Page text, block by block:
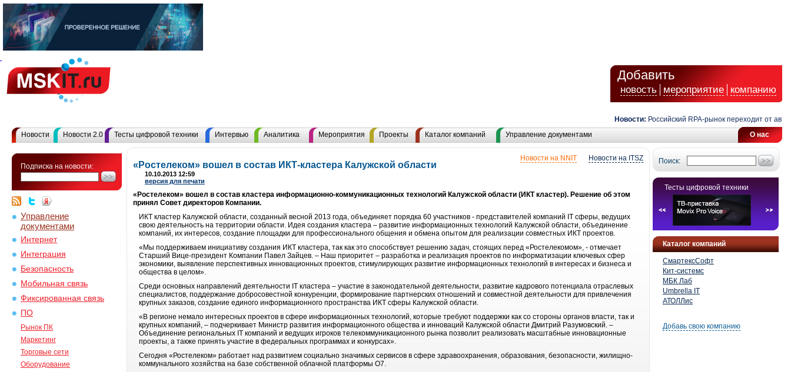
Добавить
новость мероприятие компанию
Новости: Российский RPA-рынок переходит от
О нас
Новости Новости 2.0 Тесты цифровой техники Интервью Аналитика Мероприятия Проекты Каталог компаний Управление документами
Подписка на новости:
Управление
документами
Интернет
Интеграция
Безопасность
Мобильная связь
Фиксированная связь
ПО
Рынок ПК
Маркетинг
Торговые сети
Оборудование
Поиск:
Тесты цифровой техники
Каталог компаний
СмартексСофт
Кит-системс
МБК Лаб
Umbrella IT
АТОЛЛис
Добавь свою компанию
Новости на ITSZ
Новости на NNIT
«Ростелеком» вошел в состав ИКТ-кластера Калужской области
10.10.2013 12:59
версия для печати
«Ростелеком» вошел в состав кластера информационно-коммуникационных технологий Калужской области (ИКТ кластер). Решение об этом
принял Совет директоров Компании.
ИКТ кластер Калужской области, созданный весной 2013 года, объединяет порядка 60 участников - представителей компаний IT сферы, ведущих
свою деятельность на территории области. Идея создания кластера – развитие информационных технологий Калужской области, объединение
компаний, их интересов, создание площадки для профессионального общения и обмена опытом для реализации совместных ИКТ проектов.
«Мы поддерживаем инициативу создания ИКТ кластера, так как это способствует решению задач, стоящих перед «Ростелекомом», - отмечает
Старший Вице-президент Компании Павел Зайцев. – Наш приоритет – разработка и реализация проектов по информатизации ключевых сфер
экономики, выявление перспективных инновационных проектов, стимулирующих развитие информационных технологий в интересах и бизнеса и
общества в целом».
Среди основных направлений деятельности IT кластера – участие в законодательной деятельности, развитие кадрового потенциала отраслевых
специалистов, поддержание добросовестной конкуренции, формирование партнерских отношений и совместной деятельности для привлечения
крупных заказов, создание единого информационного пространства ИКТ сферы Калужской области.
«В регионе немало интересных проектов в сфере информационных технологий, которые требуют поддержки как со стороны органов власти, так и
крупных компаний, – подчеркивает Министр развития информационного общества и инноваций Калужской области Дмитрий Разумовский. –
Объединение региональных IT компаний и ведущих игроков телекоммуникационного рынка позволит реализовать масштабные инновационные
проекты, а также принять участие в федеральных программах и конкурсах».
Сегодня «Ростелеком» работает над развитием социально значимых сервисов в сфере здравоохранения, образования, безопасности, жилищно-
коммунального хозяйства на базе собственной облачной платформы О7.